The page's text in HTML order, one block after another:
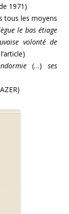
1971)
tous les moyens
le bas étiage
volonté de
(…) ses